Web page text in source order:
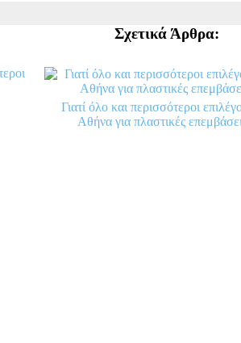
Σχετικά Άρθρα:
Γιατί όλο και περισσότεροι
Αθήνα για πλαστικές